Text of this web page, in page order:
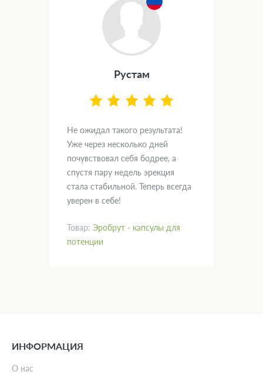
Рустам
Не ожидал такого результата!
Уже через несколько дней
почувствовал себя бодрее, а
спустя пару недель эрекция
стала стабильной. Теперь всегда
уверен в себе!
Товар: Эробрут - капсулы для
потенции
ИНФОРМАЦИЯ
О нас